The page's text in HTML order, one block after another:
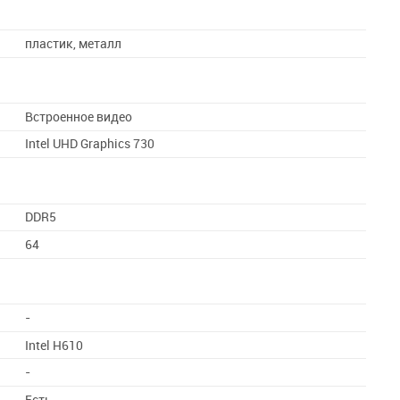
пластик, металл
Встроенное видео
Intel UHD Graphics 730
DDR5
64
-
Intel H610
-